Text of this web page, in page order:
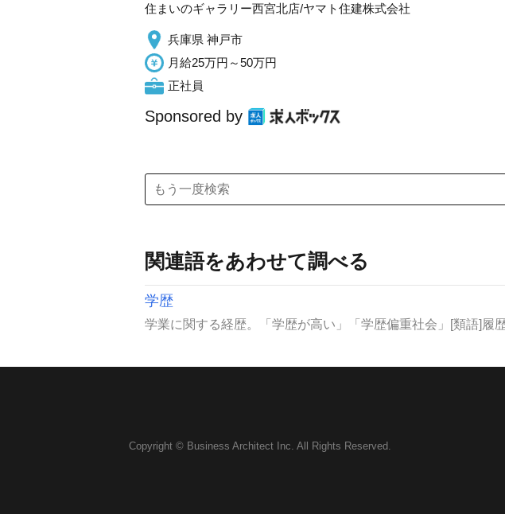
住まいのギャラリー西宮北店/ヤマト住建株式会社
兵庫県 神戸市
月給25万円～50万円
正社員
Sponsored by
関連語をあわせて調べる
学歴
学業に関する経歴。「学歴が高い」「学歴偏重社会」[類語]履
Copyright © Business Architect Inc. All Rights Reserved.